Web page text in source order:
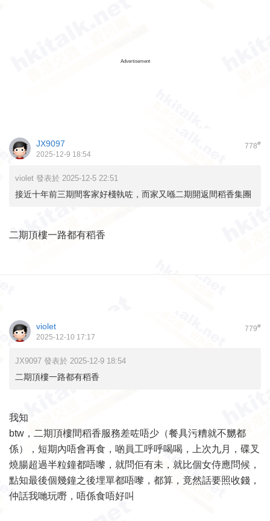
Advertisement
778#
JX9097
2025-12-9 18:54
violet 發表於 2025-12-5 22:51
接近十年前三期間客家好棧執咗，而家又喺二期開返間稻香集團
二期頂樓一路都有稻香
779#
violet
2025-12-10 17:17
JX9097 發表於 2025-12-9 18:54
二期頂樓一路都有稻香
我知
btw，二期頂樓間稻香服務差咗唔少（餐具污糟就不嬲都
係），短期內唔會再食，啲員工呼呼喝喝，上次九月，碟叉
燒腸超過半粒鐘都唔嚟，就問佢有未，就比個女侍應問候，
點知最後個幾鐘之後埋單都唔嚟，都算，竟然話要照收錢，
仲話我哋玩嘢，唔係食唔好叫